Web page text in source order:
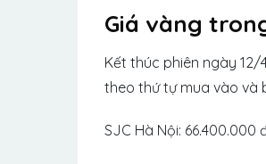
Giá vàng
Kết thúc phiên ngày
theo thứ tự mua vào và
SJC Hà Nội: